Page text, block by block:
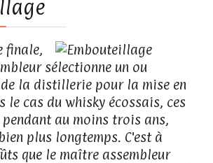
finale,
sélectionne un ou
la distillerie pour la mise en
le cas du whisky écossais, ces
au moins trois ans,
plus longtemps. C'est à
que le maître assembleur